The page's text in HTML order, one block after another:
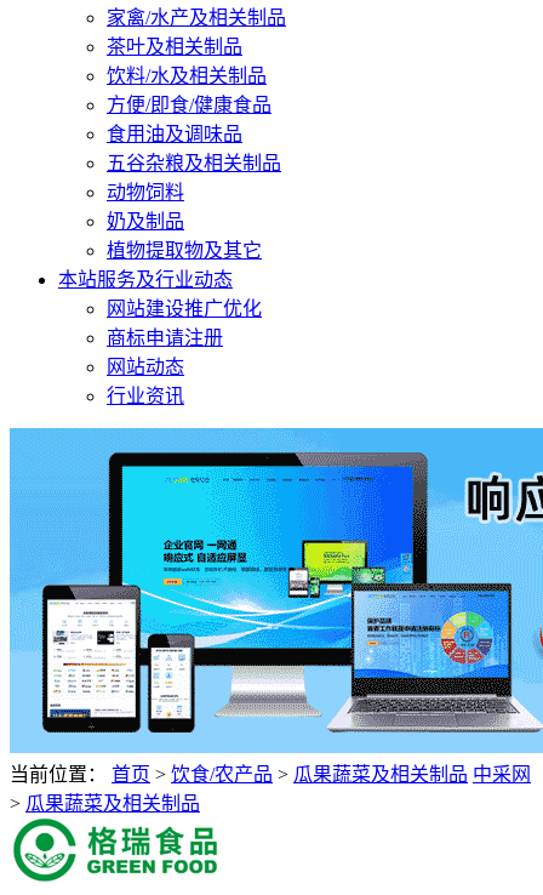
家禽/水产及相关制品
茶叶及相关制品
饮料/水及相关制品
方便/即食/健康食品
食用油及调味品
五谷杂粮及相关制品
动物饲料
奶及制品
植物提取物及其它
本站服务及行业动态
网站建设推广优化
商标申请注册
网站动态
行业资讯
当前位置： 首页 > 饮食/农产品 > 瓜果蔬菜及相关制品 中采网
> 瓜果蔬菜及相关制品